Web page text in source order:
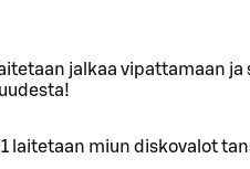
jalkaa vipattamaan
laitetaan miun diskovalot